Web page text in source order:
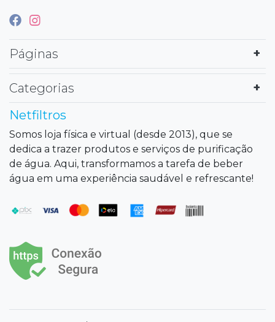
Páginas
Categorias
Netfiltros
Somos loja física e virtual (desde 2013), que se
dedica a trazer produtos e serviços de purificação
de água. Aqui, transformamos a tarefa de beber
água em uma experiência saudável e refrescante!